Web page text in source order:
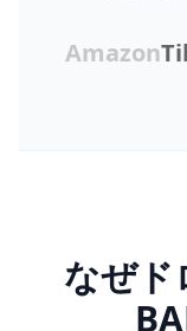
Amazon
なぜド